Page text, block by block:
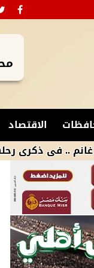
الاقتصاد
رحلها الـ 5